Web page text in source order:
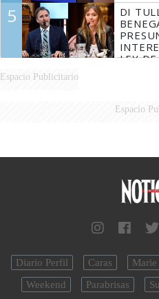
5
DI
LEY
Espacio Publicitario
Espacio
Diario Perfil Caras Marie
Weekend
Parabrisas